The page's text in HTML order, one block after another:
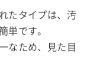
たタイプは、汚
単です。
なため、見た目